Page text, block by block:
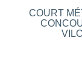
COURT